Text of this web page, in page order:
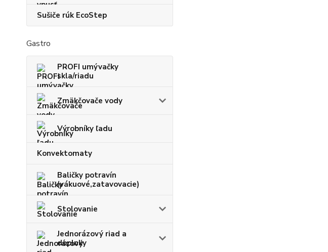
Sušiče rúk EcoStep
Gastro
PROFI umývačky
skla/riadu
Zmäkčovače vody
Výrobníky ľadu
Konvektomaty
Baličky potravín
(vákuové,zatavovacie)
Stolovanie
Jednorázový riad a
doplnky